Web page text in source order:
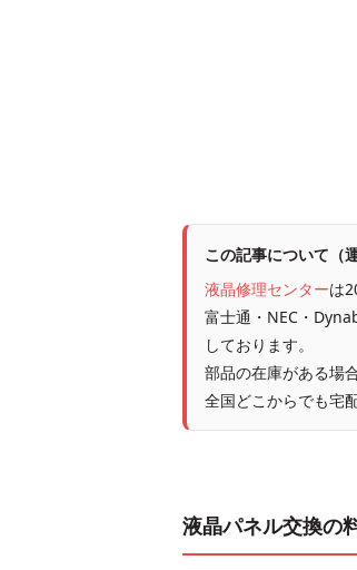
この記事について（
液晶修理センターは
富士通・NEC・
しております。
部品の在庫がある場
全国どこからでも宅
液晶パネル交換の